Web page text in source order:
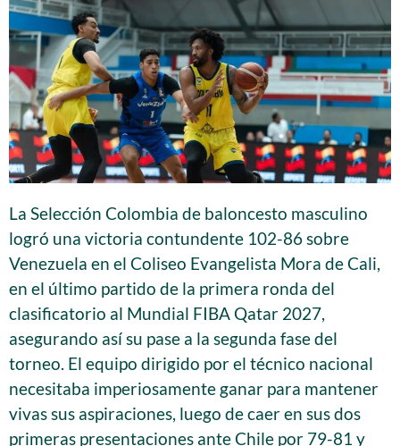
La Selección Colombia de baloncesto masculino
logró una victoria contundente 102-86 sobre
Venezuela en el Coliseo Evangelista Mora de Cali,
en el último partido de la primera ronda del
clasificatorio al Mundial FIBA Qatar 2027,
asegurando así su pase a la segunda fase del
torneo. El equipo dirigido por el técnico nacional
necesitaba imperiosamente ganar para mantener
vivas sus aspiraciones, luego de caer en sus dos
primeras presentaciones ante Chile por 79-81 y